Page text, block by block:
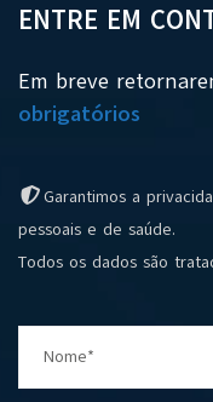
ENTRE EM
Em breve
obrigatórios
Garantimos a
pessoais e de saúde.
Todos os dados são
Nome*